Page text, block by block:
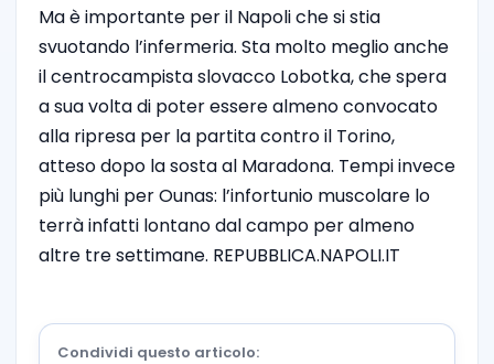
Ma è importante per il Napoli che si stia
svuotando l’infermeria. Sta molto meglio anche
il centrocampista slovacco Lobotka, che spera
a sua volta di poter essere almeno convocato
alla ripresa per la partita contro il Torino,
atteso dopo la sosta al Maradona. Tempi invece
più lunghi per Ounas: l’infortunio muscolare lo
terrà infatti lontano dal campo per almeno
altre tre settimane. REPUBBLICA.NAPOLI.IT
Condividi questo articolo: